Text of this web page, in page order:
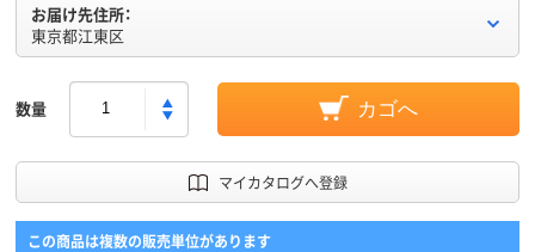
お届け先住所：
東京都江東区
数量 カゴへ
マイカタログへ登録
この商品は複数の販売単位があります